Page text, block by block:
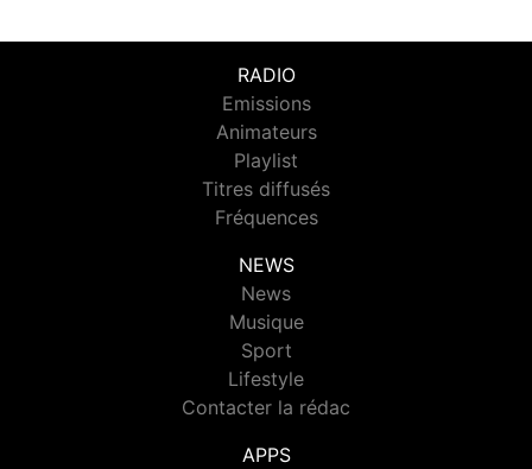
RADIO
Emissions
Animateurs
Playlist
Titres diffusés
Fréquences
NEWS
News
Musique
Sport
Lifestyle
Contacter la rédac
APPS